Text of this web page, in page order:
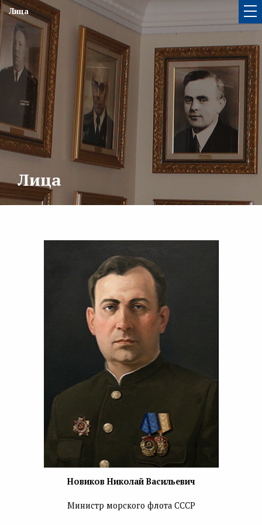
Лица
Лица
Новиков Николай Васильевич
Министр морского флота СССР